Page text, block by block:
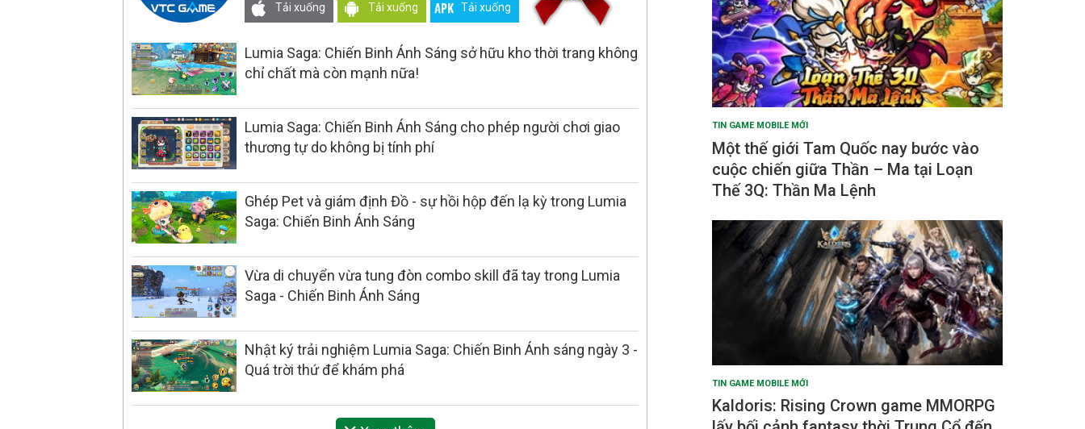
Tải xuống Tải xuống Tải xuống
Lumia Saga: Chiến Binh Ánh Sáng sở hữu kho thời trang không
chỉ chất mà còn mạnh nữa!
Lumia Saga: Chiến Binh Ánh Sáng cho phép người chơi giao
thương tự do không bị tính phí
Ghép Pet và giám định Đồ - sự hồi hộp đến lạ kỳ trong Lumia
Saga: Chiến Binh Ánh Sáng
Vừa di chuyển vừa tung đòn combo skill đã tay trong Lumia
Saga - Chiến Binh Ánh Sáng
Nhật ký trải nghiệm Lumia Saga: Chiến Binh Ánh sáng ngày 3 -
Quá trời thứ để khám phá
TIN GAME MOBILE MỚI
Một thế giới Tam Quốc nay bước vào
cuộc chiến giữa Thần – Ma tại Loạn
Thế 3Q: Thần Ma Lệnh
TIN GAME MOBILE MỚI
Kaldoris: Rising Crown game MMORPG